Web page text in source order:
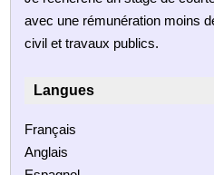
avec une rémunération moins
civil et travaux publics.
Langues
Français
Anglais